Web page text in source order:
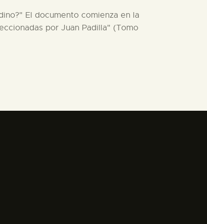
El documento comienza en la
por Juan Padilla" (Tomo